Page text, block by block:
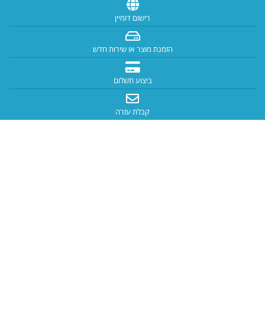
רישום דומיין
הזמנת מוצר או שירות חדש
ביצוע תשלום
קבלת עזרה